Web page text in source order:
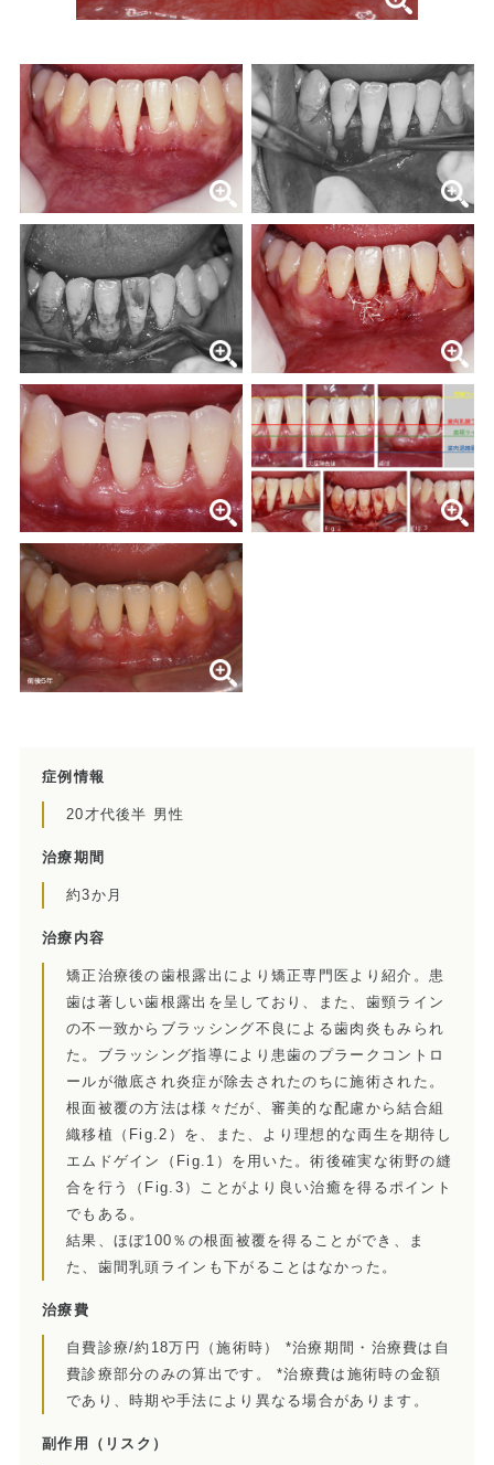
治療の手順
インビザライン・システムとは
治療費
症例集
歯内療法/マイクロエンド
歯内療法とは
当院の治療のポイント
歯内療法後の補綴治療
症例集
歯周病治療/予防歯科
歯周病治療とは
ペリオドンタルメディスン
再生療法とは
訪問診療/その他
訪問診療とは
特殊義歯とは
症例集
費用について
マイクロスコープ歯科治療
歯周外科治療（再生療法）
かぶせもの、詰め物
ホワイトニング
症例情報
20才代後半 男性
治療期間
約3か月
治療内容
矯正治療後の歯根露出により矯正専門医より紹介。患
歯は著しい歯根露出を呈しており、また、歯頸ライン
の不一致からブラッシング不良による歯肉炎もみられ
た。ブラッシング指導により患歯のプラークコントロ
ールが徹底され炎症が除去されたのちに施術された。
根面被覆の方法は様々だが、審美的な配慮から結合組
織移植（Fig.2）を、また、より理想的な両生を期待し
エムドゲイン（Fig.1）を用いた。術後確実な術野の縫
合を行う（Fig.3）ことがより良い治癒を得るポイント
でもある。
結果、ほぼ100％の根面被覆を得ることができ、ま
た、歯間乳頭ラインも下がることはなかった。
治療費
自費診療/約18万円（施術時） *治療期間・治療費は自
費診療部分のみの算出です。 *治療費は施術時の金額
であり、時期や手法により異なる場合があります。
副作用 （リスク）